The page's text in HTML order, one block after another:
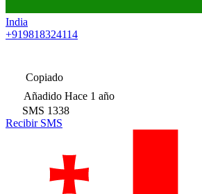
India
+919818324114
Copiado
Añadido Hace 1 año
SMS 1338
Recibir SMS